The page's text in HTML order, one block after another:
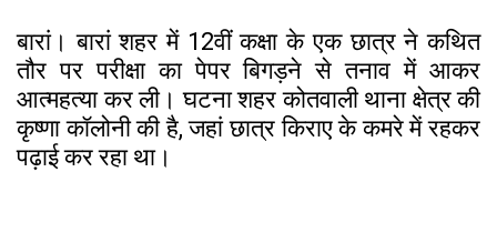
बारां। बारां शहर में 12वीं कक्षा के एक छात्र ने कथित
तौर पर परीक्षा का पेपर बिगड़ने से तनाव में आकर
आत्महत्या कर ली। घटना शहर कोतवाली थाना क्षेत्र की
कृष्णा कॉलोनी की है, जहां छात्र किराए के कमरे में रहकर
पढ़ाई कर रहा था।